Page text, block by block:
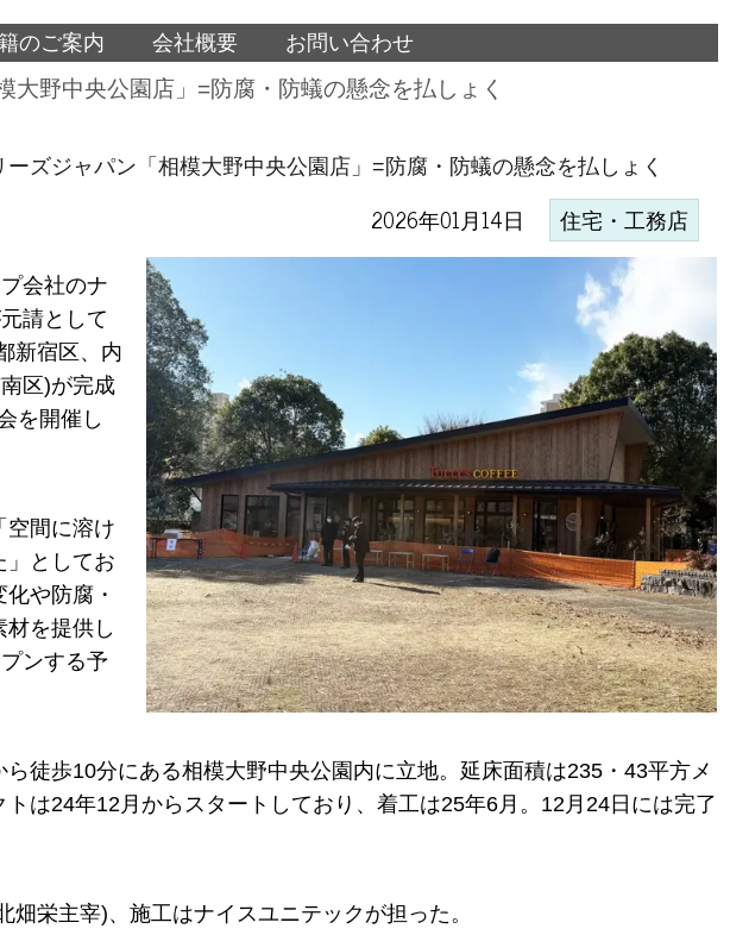
のご案内 会社概要 お問い合わせ
野中央公園店」=防腐・防蟻の懸念を払しょく
ズジャパン「相模大野中央公園店」=防腐・防蟻の懸念を払しょく
2026年01月14日 住宅・工務店
会社のナ
請として
新宿区、内
区)が完成
を開催し
空間に溶け
」としてお
や防腐・
を提供し
ンする予
徒歩10分にある相模大野中央公園内に立地。延床面積は235・43平方メ
は24年12月からスタートしており、着工は25年6月。12月24日には完了
栄主宰)、施工はナイスユニテックが担った。